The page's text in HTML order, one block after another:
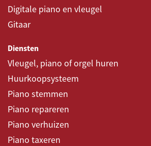
Digitale piano en vleugel
Gitaar
Diensten
Vleugel, piano of orgel huren
Huurkoopsysteem
Piano stemmen
Piano repareren
Piano verhuizen
Piano taxeren